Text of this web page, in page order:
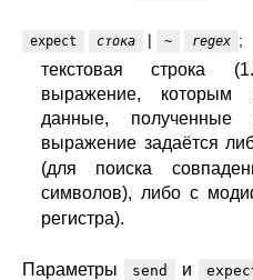
expect стока | ~ regex ;
текстовая строка
выражение, которым
данные, полученные
выражение задаётся
(для поиска
символов), либо с
регистра).
Параметры send и